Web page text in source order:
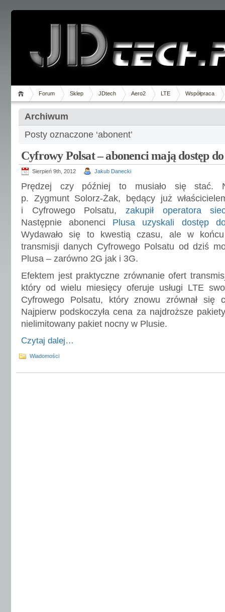
Forum Sklep JDtech Aero2 LTE Współpraca
Archiwum
Posty oznaczone ‘abonent’
Cyfrowy Polsat – abonenci mają dostęp
Sierpień 9th, 2012 Jakub Danecki
Prędzej czy później to musiało się stać.
p. Zygmunt Solorz-Żak, będący już
i Cyfrowego Polsatu, zakupił operatora
Następnie abonenci Plusa uzyskali dostęp
Wydawało się to kwestią czasu, ale w
transmisji danych Cyfrowego Polsatu od dziś
Plusa – zarówno 2G jak i 3G.
Efektem jest praktyczne zrównanie ofert
który od wielu miesięcy oferuje usługi LTE
Cyfrowego Polsatu, który znowu zrównał się
Najpierw podskoczyła cena za najdroższe
nielimitowany pakiet nocny w Plusie.
Czytaj dalej…
Wiadomości